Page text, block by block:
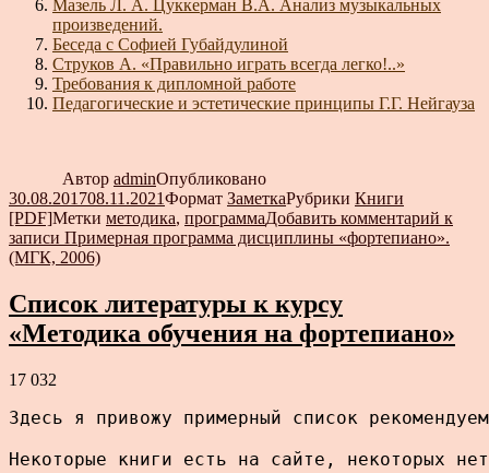
Мазель Л. А. Цуккерман В.А. Анализ музыкальных
произведений.
Беседа с Софией Губайдулиной
Струков А. «Правильно играть всегда легко!..»
Требования к дипломной работе
Педагогические и эстетические принципы Г.Г. Нейгауза
Автор adminОпубликовано
30.08.201708.11.2021Формат ЗаметкаРубрики Книги
[PDF]Метки методика, программаДобавить комментарий к
записи Примерная программа дисциплины «фортепиано».
(МГК, 2006)
Список литературы к курсу
«Методика обучения на фортепиано»
17 032
Здесь я привожу примерный список
Некоторые книги есть на сайте, некоторых